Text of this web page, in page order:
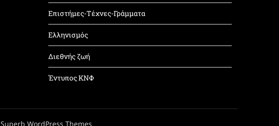
Επιστήμες-Τέχνες-Γράμματα
Ελληνισμός
Διεθνής ζωή
Έντυπος ΚΝΦ
Superb WordPress Themes